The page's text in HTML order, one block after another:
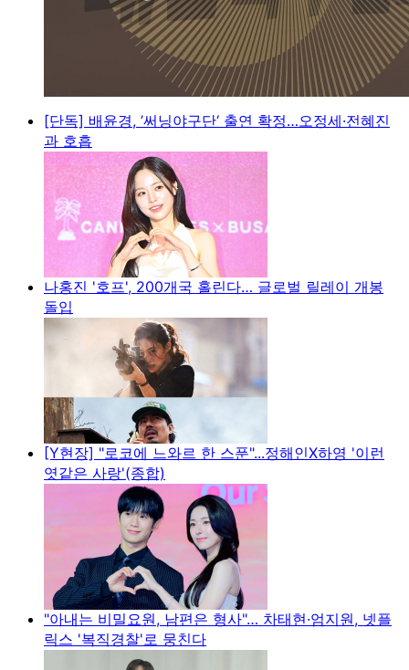
[단독] 배윤경, ’써닝야구단‘ 출연 확정…오정세·전혜진
과 호흡
나홍진 '호프', 200개국 홀린다… 글로벌 릴레이 개봉
돌입
[Y현장] "로코에 느와르 한 스푼"...정해인X하영 '이런
엿같은 사랑'(종합)
"아내는 비밀요원, 남편은 형사"… 차태현·엄지원, 넷플
릭스 '복직경찰'로 뭉친다